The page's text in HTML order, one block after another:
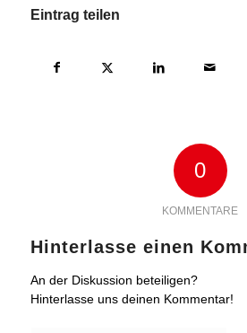
Eintrag teilen
0
KOMMENTARE
Hinterlasse einen
An der Diskussion beteiligen?
Hinterlasse uns deinen Kommentar!